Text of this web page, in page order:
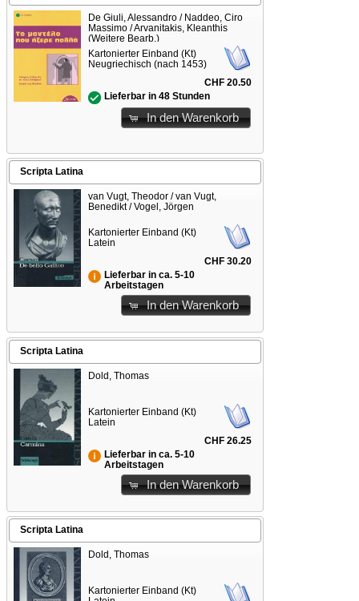
De Giuli, Alessandro / Naddeo, Ciro
Massimo / Arvanitakis, Kleanthis
(Weitere Bearb.)
Kartonierter Einband (Kt)
Neugriechisch (nach 1453)
CHF 20.50
Lieferbar in 48 Stunden
In den Warenkorb
Scripta Latina
van Vugt, Theodor / van Vugt,
Benedikt / Vogel, Jörgen
Kartonierter Einband (Kt)
Latein
CHF 30.20
Lieferbar in ca. 5-10
Arbeitstagen
In den Warenkorb
Scripta Latina
Dold, Thomas
Kartonierter Einband (Kt)
Latein
CHF 26.25
Lieferbar in ca. 5-10
Arbeitstagen
In den Warenkorb
Scripta Latina
Dold, Thomas
Kartonierter Einband (Kt)